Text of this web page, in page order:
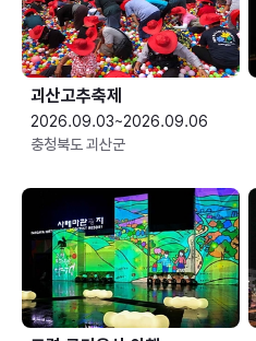
괴산고추축제
2026.09.03~2026.09.06
충청북도 괴산군